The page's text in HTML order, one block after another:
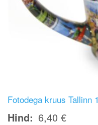
Fotodega kruus Tallinn 1
Hind 6,40 €